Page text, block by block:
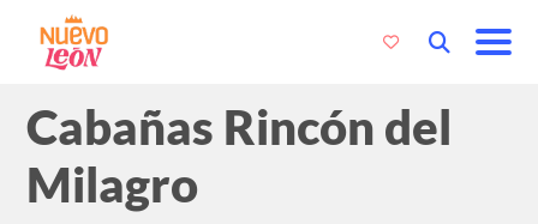
Cabañas Rincón del
Milagro